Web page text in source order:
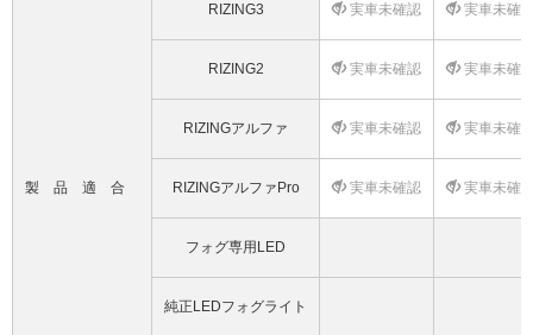
製品適合
RIZING3 実車未確認 実車未確
RIZING2 実車未確認 実車未確
RIZINGアルファ 実車未確認 実車未確
RIZINGアルファPro 実車未確認 実車未確
フォグ専用LED
純正LEDフォグライト